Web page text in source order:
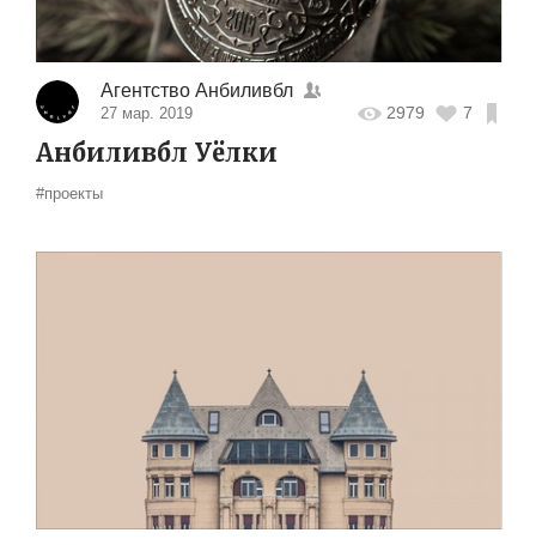
Агентство Анбиливбл
27 мар. 2019 2979 7
Анбиливбл Уёлки
#проекты